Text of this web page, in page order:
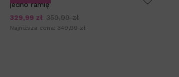
jedno ramię
329,99 zł 359,99 zł
Najniższa cena: 349,99 zł